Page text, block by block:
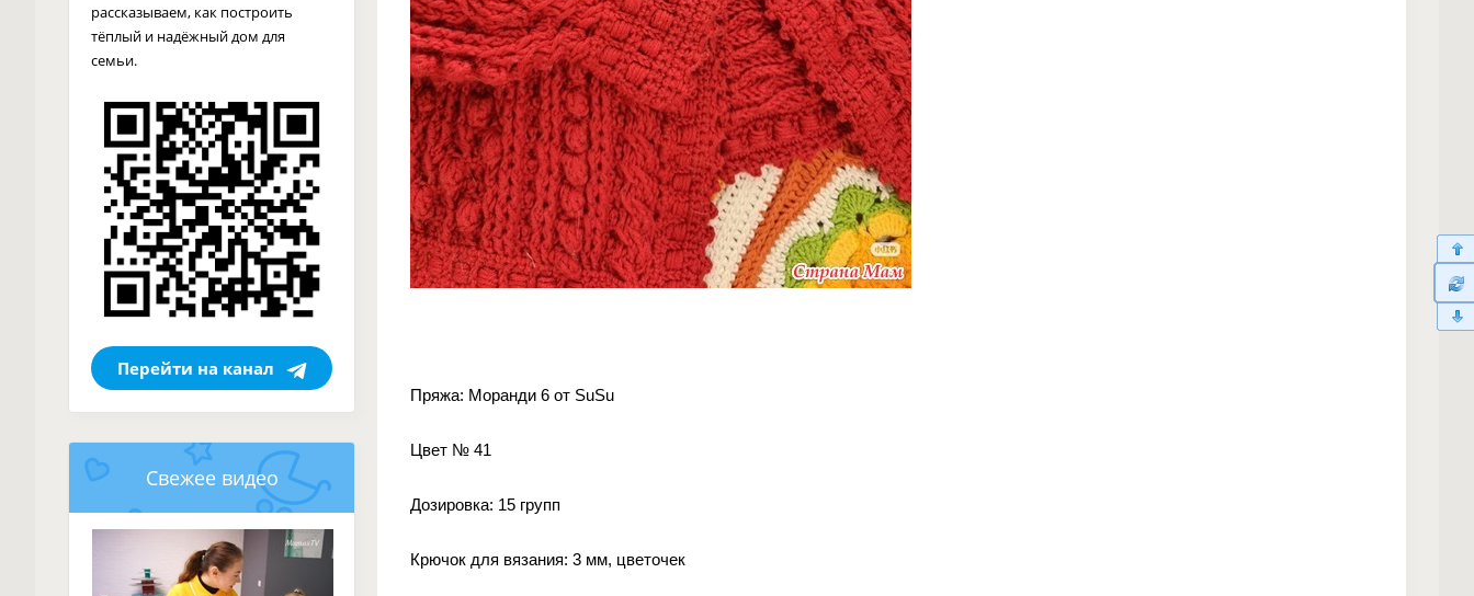
Пряжа: Моранди 6 от SuSu
Цвет № 41
Дозировка: 15 групп
Крючок для вязания: 3 мм, цветочек
рассказываем, как построить
тёплый и надёжный дом для
семьи.
Перейти на канал
Свежее видео